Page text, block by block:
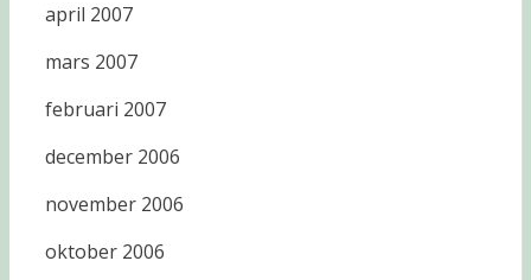
april 2007
mars 2007
februari 2007
december 2006
november 2006
oktober 2006